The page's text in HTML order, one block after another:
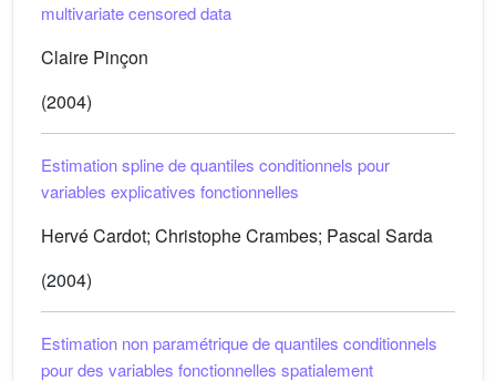
multivariate censored data
Claire Pinçon
(2004)
Estimation spline de quantiles conditionnels pour
variables explicatives fonctionnelles
Hervé Cardot; Christophe Crambes; Pascal Sarda
(2004)
Estimation non paramétrique de quantiles conditionnels
pour des variables fonctionnelles spatialement